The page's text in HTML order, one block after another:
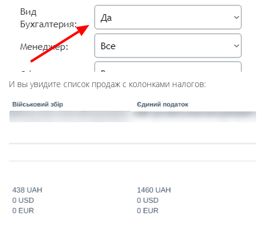
И вы увидите список продаж с колонками налогов: